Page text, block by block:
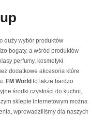
duży wybór produktów
bogaty, a wśród produktów
perfumy, kosmetyki
dodatkowe akcesoria które
FM World to także bardzo
środki czystości do kuchni,
sklepie internetowym można
wprowadziliśmy dla naszych